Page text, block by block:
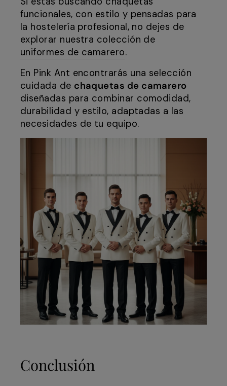
funcionales, con estilo y pensadas para
la hostelería profesional, no dejes de
explorar nuestra colección de
uniformes de camarero.
En Pink Ant encontrarás una selección
cuidada de chaquetas de camarero
diseñadas para combinar comodidad,
durabilidad y estilo, adaptadas a las
necesidades de tu equipo.
Conclusión